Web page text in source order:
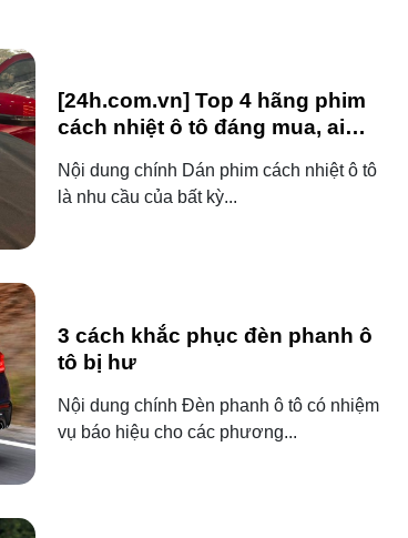
[24h.com.vn] Top 4 hãng phim
cách nhiệt ô tô đáng mua, ai
Nội dung chính Dán phim cách nhiệt ô tô
là nhu cầu của bất kỳ...
3 cách khắc phục đèn phanh ô
tô bị hư
Nội dung chính Đèn phanh ô tô có nhiệm
vụ báo hiệu cho các phương...